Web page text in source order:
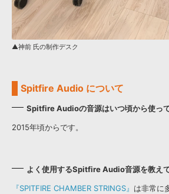
▲神前 氏の制作デスク
Spitfire Audio について
Spitfire Audioの音源はいつ頃から使っ
2015年頃からです。
よく使用するSpitfire Audio音源を教えて
『SPITFIRE CHAMBER STRINGS』 は非常に